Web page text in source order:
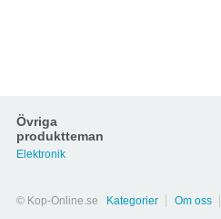
Övriga
produktteman
Elektronik
© Kop-Online.se Kategorier Om oss